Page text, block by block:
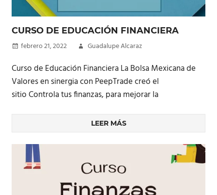
CURSO DE EDUCACIÓN FINANCIERA
febrero 21, 2022 Guadalupe Alcaraz
Curso de Educación Financiera La Bolsa Mexicana de
Valores en sinergia con PeepTrade creó el
sitio Controla tus finanzas, para mejorar la
LEER MÁS